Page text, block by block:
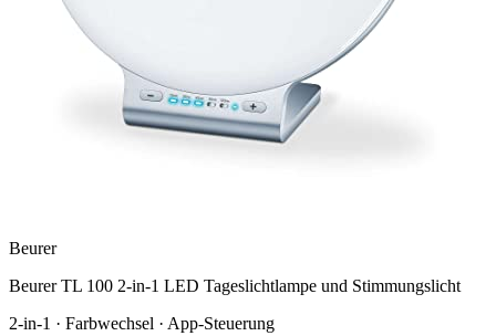
Beurer
Beurer TL 100 2-in-1 LED Tageslichtlampe und Stimmungslicht
2-in-1 · Farbwechsel · App-Steuerung